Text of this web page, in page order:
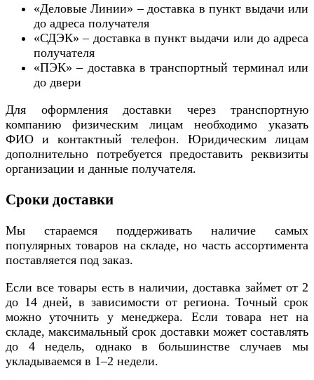
«Деловые Линии» – доставка в пункт выдачи или
до адреса получателя
«СДЭК» – доставка в пункт выдачи или до адреса
получателя
«ПЭК» – доставка в транспортный терминал или
до двери
Для оформления доставки через транспортную
компанию физическим лицам необходимо указать
ФИО и контактный телефон. Юридическим лицам
дополнительно потребуется предоставить реквизиты
организации и данные получателя.
Сроки доставки
Мы стараемся поддерживать наличие самых
популярных товаров на складе, но часть ассортимента
поставляется под заказ.
Если все товары есть в наличии, доставка займет от 2
до 14 дней, в зависимости от региона. Точный срок
можно уточнить у менеджера. Если товара нет на
складе, максимальный срок доставки может составлять
до 4 недель, однако в большинстве случаев мы
укладываемся в 1–2 недели.